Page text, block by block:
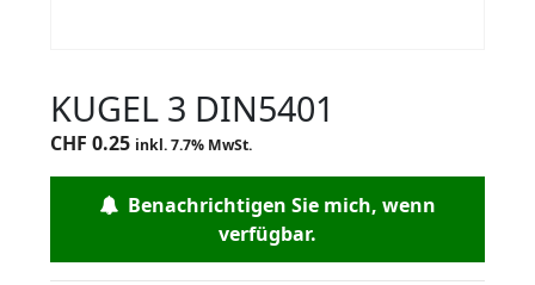
KUGEL 3 DIN5401
CHF 0.25 inkl. 7.7% MwSt.
Benachrichtigen Sie mich, wenn
verfügbar.